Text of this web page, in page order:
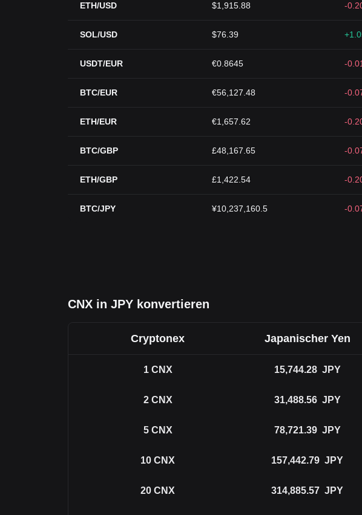
ETH/USD $1,915.88 -
SOL/USD $76.39
USDT/EUR €0.8645 -
BTC/EUR €56,127.48 -
ETH/EUR €1,657.62 -
BTC/GBP £48,167.65 -
ETH/GBP £1,422.54 -
BTC/JPY ¥10,237,160.5 -
CNX in JPY konvertieren
Cryptonex Japanischer Yen
1 CNX 15,744.28 JPY
2 CNX 31,488.56 JPY
5 CNX 78,721.39 JPY
10 CNX 157,442.79 JPY
20 CNX 314,885.57 JPY